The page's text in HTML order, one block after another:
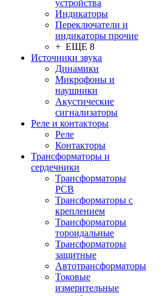
устройства
Индикаторы
Переключатели и
индикаторы прочие
+ ЕЩЕ 8
Источники звука
Динамики
Микрофоны и
наушники
Акустические
сигнализаторы
Реле и контакторы
Реле
Контакторы
Трансформаторы и
сердечники
Трансформаторы
PCB
Трансформаторы с
креплением
Трансформаторы
тороидальные
Трансформаторы
защитные
Автотрансформаторы
Токовые
измерительные